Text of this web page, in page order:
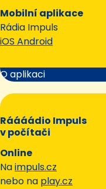
Mobilní aplikace
Rádia Impuls
iOS Android
O aplikaci
Ráááádio Impuls
v počítači
Online
Naimpuls.cz
nebo na play.cz